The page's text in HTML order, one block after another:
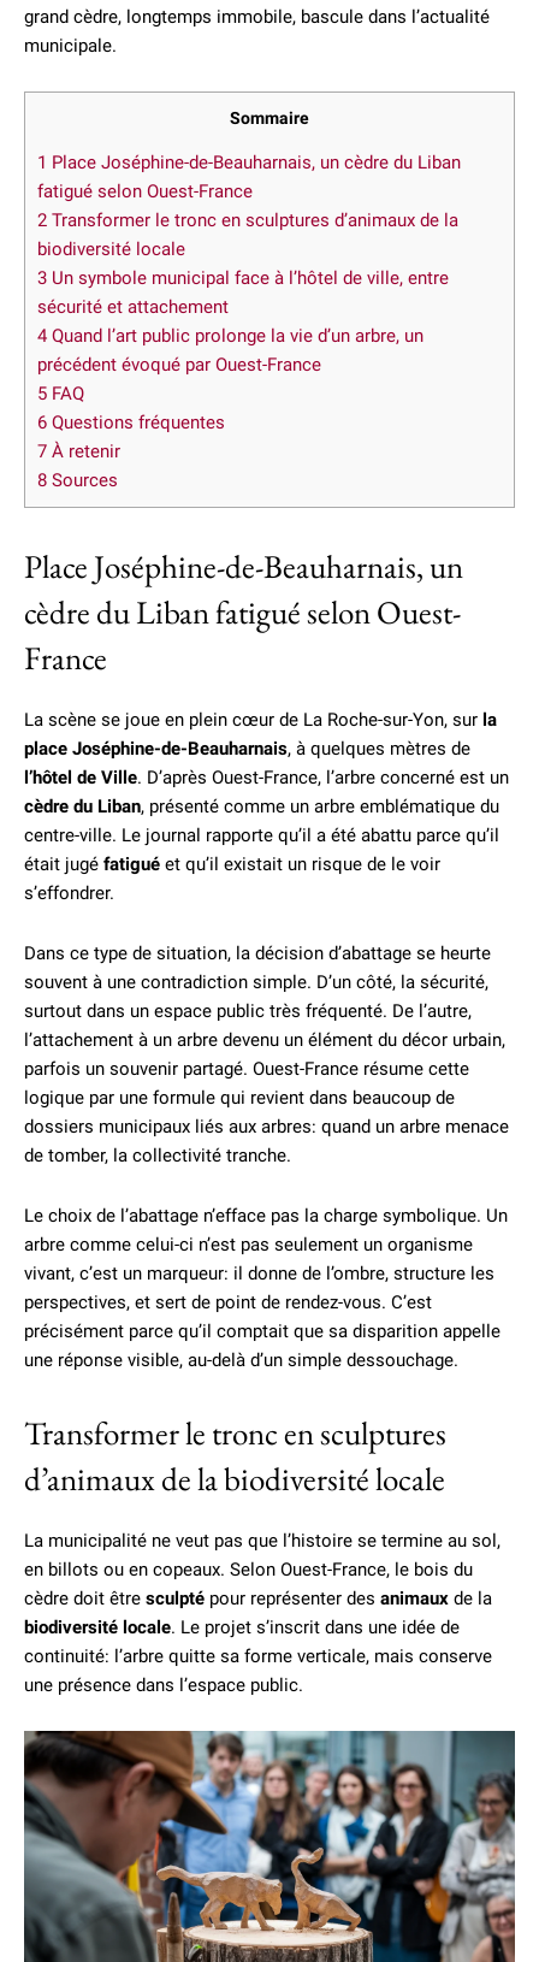
grand cèdre, longtemps immobile, bascule dans l’actualité
municipale.
Sommaire
1 Place Joséphine-de-Beauharnais, un cèdre du Liban
fatigué selon Ouest-France
2 Transformer le tronc en sculptures d’animaux de la
biodiversité locale
3 Un symbole municipal face à l’hôtel de ville, entre
sécurité et attachement
4 Quand l’art public prolonge la vie d’un arbre, un
précédent évoqué par Ouest-France
5 FAQ
6 Questions fréquentes
7 À retenir
8 Sources
Place Joséphine-de-Beauharnais, un
cèdre du Liban fatigué selon Ouest-
France
La scène se joue en plein cœur de La Roche-sur-Yon, sur la
place Joséphine-de-Beauharnais, à quelques mètres de
l’hôtel de Ville. D’après Ouest-France, l’arbre concerné est un
cèdre du Liban, présenté comme un arbre emblématique du
centre-ville. Le journal rapporte qu’il a été abattu parce qu’il
était jugé fatigué et qu’il existait un risque de le voir
s’effondrer.
Dans ce type de situation, la décision d’abattage se heurte
souvent à une contradiction simple. D’un côté, la sécurité,
surtout dans un espace public très fréquenté. De l’autre,
l’attachement à un arbre devenu un élément du décor urbain,
parfois un souvenir partagé. Ouest-France résume cette
logique par une formule qui revient dans beaucoup de
dossiers municipaux liés aux arbres: quand un arbre menace
de tomber, la collectivité tranche.
Le choix de l’abattage n’efface pas la charge symbolique. Un
arbre comme celui-ci n’est pas seulement un organisme
vivant, c’est un marqueur: il donne de l’ombre, structure les
perspectives, et sert de point de rendez-vous. C’est
précisément parce qu’il comptait que sa disparition appelle
une réponse visible, au-delà d’un simple dessouchage.
Transformer le tronc en sculptures
d’animaux de la biodiversité locale
La municipalité ne veut pas que l’histoire se termine au sol,
en billots ou en copeaux. Selon Ouest-France, le bois du
cèdre doit être sculpté pour représenter des animaux de la
biodiversité locale. Le projet s’inscrit dans une idée de
continuité: l’arbre quitte sa forme verticale, mais conserve
une présence dans l’espace public.